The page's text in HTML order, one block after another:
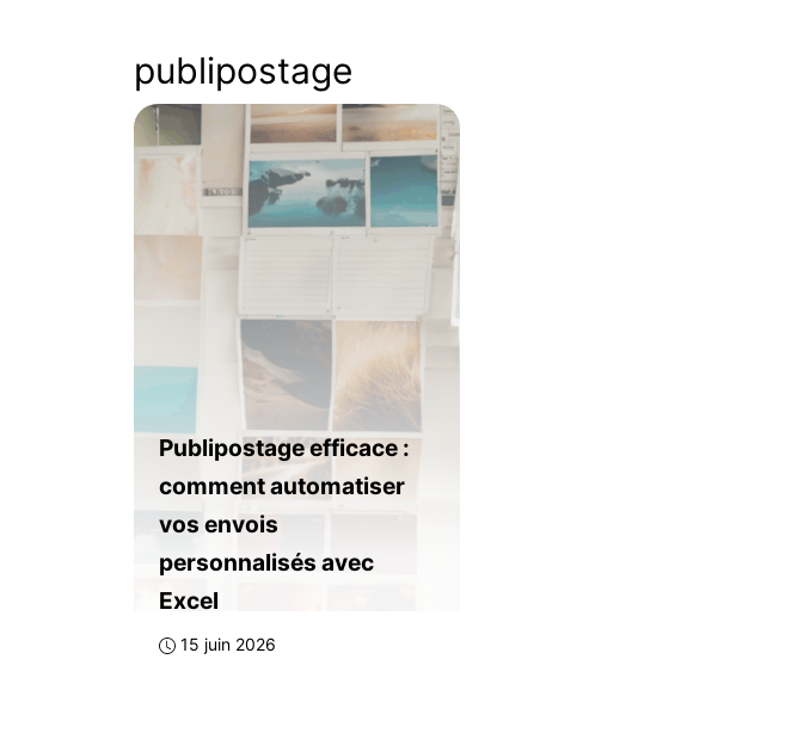
publipostage
Publipostage efficace :
comment automatiser
vos envois
personnalisés avec
Excel
15 juin 2026